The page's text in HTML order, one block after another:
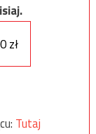
zł
Tutaj